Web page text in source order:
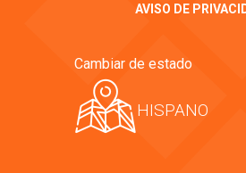
AVISO DE
Cambiar de estado
HISPANO